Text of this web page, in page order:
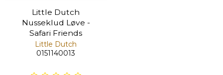
Little Dutch
Nusseklud Løve -
Safari Friends
Little Dutch
0151140013